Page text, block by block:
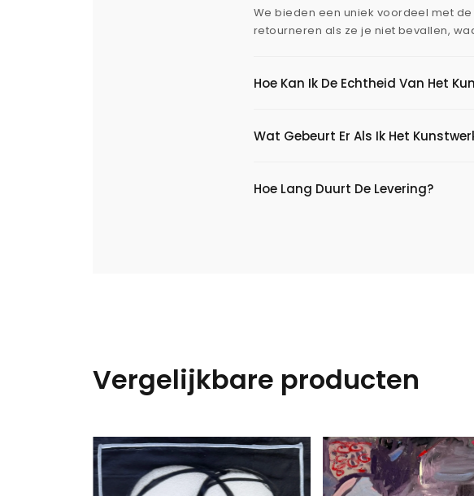
We bieden een uniek voordeel met
retourneren als ze je niet bevallen,
Hoe Kan Ik De Echtheid Van Het
Wat Gebeurt Er Als Ik Het
Hoe Lang Duurt De Levering?
Vergelijkbare producten